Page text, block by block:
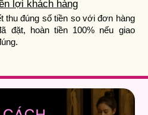
lợi khách hàng
thu đúng số tiền so với đơn hàng
đặt, hoàn tiền 100% nếu giao